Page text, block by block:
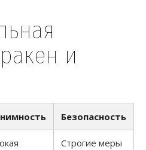
и
Безопасность
Строгие меры